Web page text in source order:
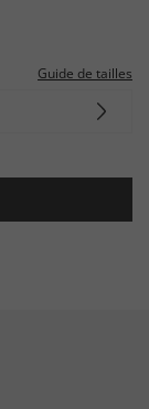
Guide de tailles